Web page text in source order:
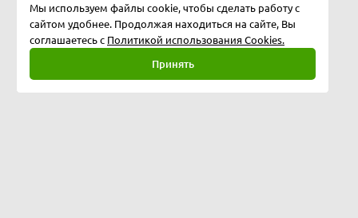
Мы используем файлы cookie, чтобы сделать работу с
сайтом удобнее. Продолжая находиться на сайте, Вы
соглашаетесь с Политикой использования Cookies.
Принять